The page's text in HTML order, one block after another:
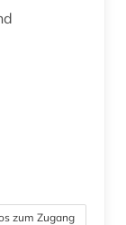
zum Zugang